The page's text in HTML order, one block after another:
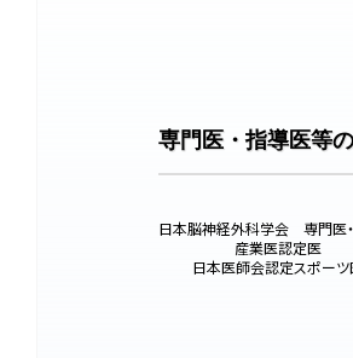
専門医・指導医等
日本脳神経外科学会 専門医
産業医認定医
日本医師会認定スポーツ